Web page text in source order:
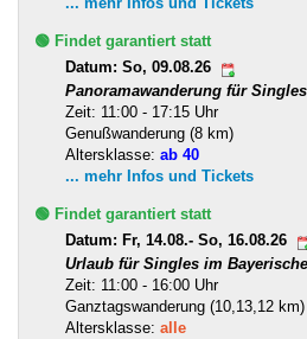
🟢 Findet garantiert statt
Datum: So, 09.08.26
Panoramawanderung für
Zeit: 11:00 - 17:15 Uhr
Genußwanderung (8 km)
Altersklasse: ab 40
... mehr Infos und Tickets
🟢 Findet garantiert statt
Datum: Fr, 14.08.- So, 16.08.26
Urlaub für Singles im
Zeit: 11:00 - 16:00 Uhr
Ganztagswanderung (10,13,12 km)
Altersklasse: alle